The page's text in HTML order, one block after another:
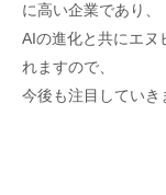
に高い企業であり、
AIの進化と共にエヌ
れますので、
今後も注目していき